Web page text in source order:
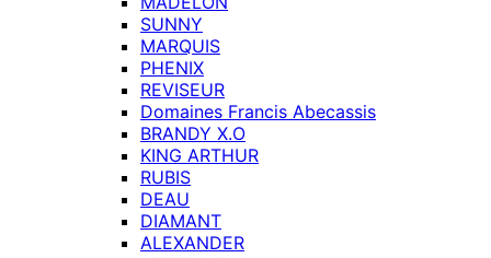
SUNNY
MARQUIS
PHENIX
REVISEUR
Domaines Francis Abecassis
BRANDY X.O
KING ARTHUR
RUBIS
DEAU
DIAMANT
ALEXANDER